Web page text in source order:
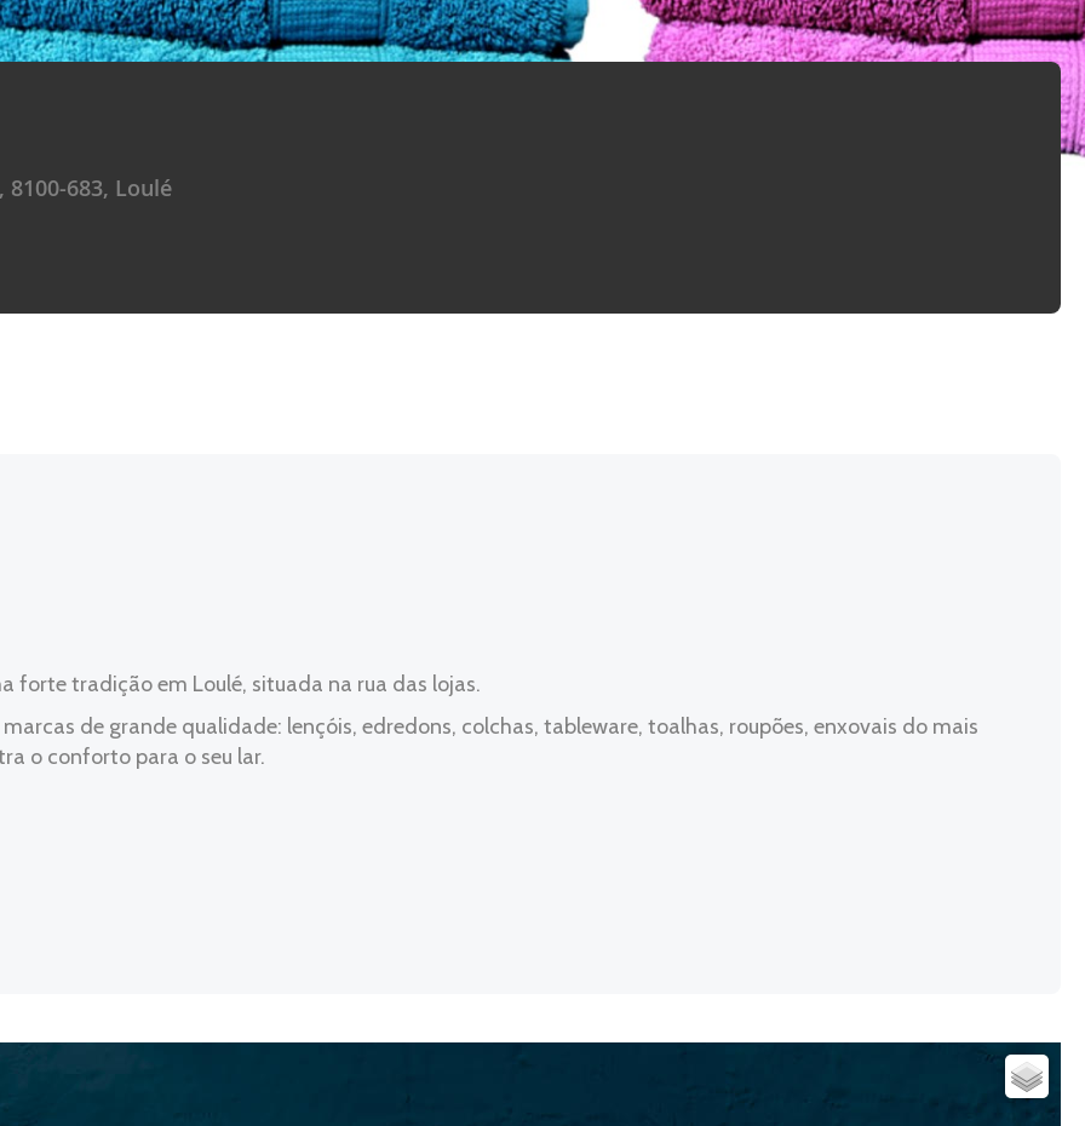
8100-683, Loulé
forte tradição em Loulé, situada na rua das lojas.
de grande qualidade: lençóis, edredons, colchas, tableware, toalhas, roupões, enxovais do mais
o conforto para o seu lar.